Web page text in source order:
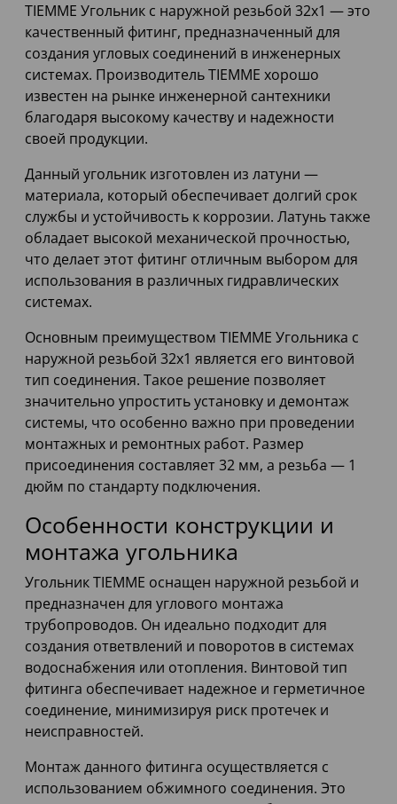
TIEMME Угольник с наружной резьбой 32х1 — это
качественный фитинг, предназначенный для
создания угловых соединений в инженерных
системах. Производитель TIEMME хорошо
известен на рынке инженерной сантехники
благодаря высокому качеству и надежности
своей продукции.
Данный угольник изготовлен из латуни —
материала, который обеспечивает долгий срок
службы и устойчивость к коррозии. Латунь также
обладает высокой механической прочностью,
что делает этот фитинг отличным выбором для
использования в различных гидравлических
системах.
Основным преимуществом TIEMME Угольника с
наружной резьбой 32х1 является его винтовой
тип соединения. Такое решение позволяет
значительно упростить установку и демонтаж
системы, что особенно важно при проведении
монтажных и ремонтных работ. Размер
присоединения составляет 32 мм, а резьба — 1
дюйм по стандарту подключения.
Особенности конструкции и
монтажа угольника
Угольник TIEMME оснащен наружной резьбой и
предназначен для углового монтажа
трубопроводов. Он идеально подходит для
создания ответвлений и поворотов в системах
водоснабжения или отопления. Винтовой тип
фитинга обеспечивает надежное и герметичное
соединение, минимизируя риск протечек и
неисправностей.
Монтаж данного фитинга осуществляется с
использованием обжимного соединения. Это